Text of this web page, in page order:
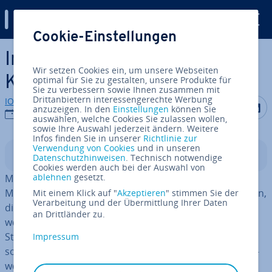
Zum Haupt­in­halt springen
Instagram Story erstellen:
Kreativ und effektiv
IONOS Redaktion
15.01.2026
Auf Auf
In­halts­ver­zeich­nis
Mit einer Instagram Story können Sie Fotos, Videos und
Musik in Form von kurzen Ge­schich­ten („Stories“) posten,
die nach 24 Stunden ver­schwin­den bzw. ar­chi­viert
werden. Gezielt ein­ge­setzt, steigern Sie mit Instagram
Stories nicht nur das En­ga­ge­ment Ihrer Fol­lo­wer­schaft,
sondern erhöhen durch Mar­ke­ting­kam­pa­gnen, Wett­be­
wer­be, Umfragen und in­ter­es­san­ten Content Ihren
Cookie-Einstellungen
Wir setzen Cookies ein, um unsere Webseiten
optimal für Sie zu gestalten, unsere Produkte für
Sie zu verbessern sowie Ihnen zusammen mit
Drittanbietern interessengerechte Werbung
anzuzeigen. In den Einstellungen können Sie
auswählen, welche Cookies Sie zulassen wollen,
sowie Ihre Auswahl jederzeit ändern. Weitere
Infos finden Sie in unserer Richtlinie zur
Verwendung von Cookies und in unseren
Datenschutzhinweisen. Technisch notwendige
Cookies werden auch bei der Auswahl von
ablehnen gesetzt.
Mit einem Klick auf "Akzeptieren" stimmen Sie der
Verarbeitung und der Übermittlung Ihrer Daten
an Drittländer zu.
Impressum